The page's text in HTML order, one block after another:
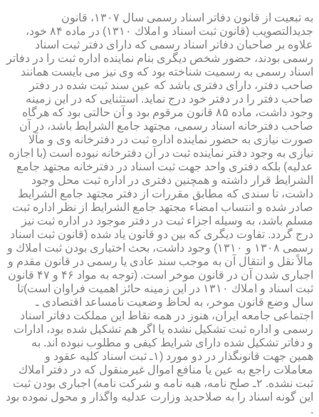
به تبعیت از قانون دفاتر اسناد رسمی سال ۱۳۰۷، قانون
جدیدالتصویب (قانون ثبت اسناد و املاك ۱۳۱۰) در ماده ۸۴ خود،
علاوه بر صاحبان دفاتر اسناد رسمی كه دارای دفتر ثبت اسناد
رسمی بودند، حضور شخص دیگری بنام نماینده اداره ثبت را در دفاتر
اسناد رسمی به رسمیت شناخته بود كه وی نیز می بایست همانند
صاحب دفتر، دارای دفتری باشد كه عین سند ثبت شده در دفتر
صاحب دفتر را در دفتر خود درج نماید. استثنایی كه در این زمینه
وجود داشت، ماده ۸۵ قانون مرقوم بود و آن حالتی بود كه هرگاه
صاحب دفترخانه اسناد رسمی، مجتهد جامع الشرایط باشد، در آن
صورت نیازی به حضور نماینده اداره ثبت در دفترخانه وی و مآلا
نیازی به وجود دفتر نماینده ثبت در آن دفترخانه نبوده است (با اجازه
عدلیه) بلكه دفتری واحد جهت ثبت اسناد در دفترخانه مجتهد جامع
الشرایط قرار داشته و همچنین دفتری در اداره ثبت محل وجود
داشت، تا سندی كه مطابق مقررات از دفتر مجتهد جامع الشرایط
صادر شده و انتساب امضاء مجتهد جامع الشرایط از نظر اداره ثبت
مسلم باشد، به وسیله اجزاء ثبت در دفتر موجود در اداره ثبت نیز
درج گردد. تفاوت دیگری كه بین دو قانون یاد شده (قانون ثبت اسناد
رسمی ۱۳۰۸ و ۱۳۱۰) وجود داشت، بحث اختیاری بودن ثبت املاك و
مالاً نقل و انتقال آن به موجب سند عادی یا رسمی در قانون مقدم و
اجباری شدن آن در قانون موخر است. (توجه به مواد ۴۶ و ۴۷ قانون
ثبت اسناد و املاك ۱۳۱۰ در این زمینه حائز اهمیت فراوان است)تا
سال وضع قانون موخر، به لحاظ وضعیت نامساعد اقتصادی ـ
اجتماعی جامعه ایران، هنوز در همه نقاط این مملكت دفاتر اسناد
رسمی و اداره ثبت تشكیل نشده یا اگر هم تشكیل شده بود، ادارات
و دفاتر تشكیل شده دارای شرایط كیفی و مطلوب نبوده اند. به
همین جهت قانونگذار در دو مورد (۱ـ ثبت اسناد كلیه عقود و
معاملات راجع به عین یا منافع اموال غیرمنقول كه در دفتر املاك
ثبت نشده. ۲ـ صلح نامه، هبه نامه و شركت نامه) اجباری بودن ثبت
این گونه اسناد را به صلاحدید وزارت عدلیه واگذار و محول نموده بود
.